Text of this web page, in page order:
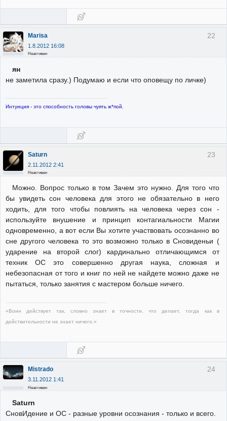
22
Marisa
1.8.2012 16:08
Неактивен
ян
не заметила сразу.) Подумаю и если что оповещу по личке)
Интуиция - это способность головы чуять ж*пой.
23
Saturn
2.11.2012 2:41
Неактивен
Можно. Вопрос только в том Зачем это нужно. Для того что
бы увидеть сон человека для этого не обязательно в него
ходить, для того чтобы повлиять на человека через сон -
используйте внушение и принцип контагиальности Магии
одновременно, а вот если Вы хотите участвовать осознанно во
сне другого человека то это возможно только в Сновиденьи (
ударение на второй слог) кардинально отличающимся от
техник ОС это совершенно другая наука, сложная и
небезопасная от того и книг по ней не найдете можно даже не
пытаться, только занятия с мастером больше ничего.
«Воин действует так, словно знает в точности, что делает, тогда как в
действительности не знает ничего.»
24
Mistrado
3.11.2012 1:41
Неактивен
Saturn
СновИдение и ОС - разные уровни осознания - только и всего.